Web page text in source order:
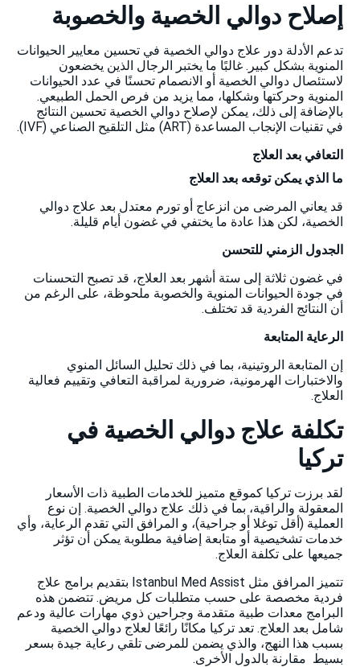
إصلاح دوالي الخصية والخصوبة
تدعم الأدلة دور علاج دوالي الخصية في تحسين معايير الحيوانات
المنوية بشكل كبير. غالبًا ما يختبر الرجال الذين يخضعون
لاستئصال دوالي الخصية أو الانصمام تحسنًا في عدد الحيوانات
المنوية وحركتها وشكلها، مما يزيد من فرص الحمل الطبيعي.
بالإضافة إلى ذلك، يمكن لإصلاح دوالي الخصية تحسين النتائج
في تقنيات الإنجاب المساعدة (ART) مثل التلقيح الصناعي (IVF).
التعافي بعد العلاج
ما الذي يمكن توقعه بعد العلاج
قد يعاني المرضى من انزعاج أو تورم معتدل بعد علاج دوالي
الخصية، لكن هذا عادة ما يختفي في غضون أيام قليلة.
الجدول الزمني للتحسن
في غضون ثلاثة إلى ستة أشهر بعد العلاج، قد تصبح التحسنات
في جودة الحيوانات المنوية والخصوبة ملحوظة، على الرغم من
أن النتائج الفردية قد تختلف.
الرعاية المتابعة
إن المتابعة الروتينية، بما في ذلك تحليل السائل المنوي
والاختبارات الهرمونية، ضرورية لمراقبة التعافي وتقييم فعالية
العلاج.
تكلفة علاج دوالي الخصية في
تركيا
لقد برزت تركيا كموقع متميز للخدمات الطبية ذات الأسعار
المعقولة والراقية، بما في ذلك علاج دوالي الخصية. إن نوع
العملية (أقل توغلا أو جراحية)، و المرافق التي تقدم الرعاية، وأي
خدمات تشخيصية أو متابعة إضافية مطلوبة يمكن أن تؤثر
جميعها على تكلفة العلاج.
تتميز المرافق مثل Istanbul Med Assist بتقديم برامج علاج
فردية مخصصة على حسب متطلبات كل مريض. تتضمن هذه
البرامج معدات طبية متقدمة وجراحين ذوي مهارات عالية ودعم
شامل بعد العلاج. تعد تركيا مكانًا رائعًا لعلاج دوالي الخصية
بسبب هذا النهج، والذي يضمن للمرضى تلقي رعاية جيدة بسعر
بسيط مقارنة بالدول الأخرى.